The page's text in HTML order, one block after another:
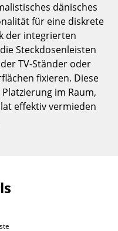
dänisches
für eine diskrete
der integrierten
Steckdosenleisten
TV-Ständer oder
fixieren. Diese
im Raum,
effektiv vermieden